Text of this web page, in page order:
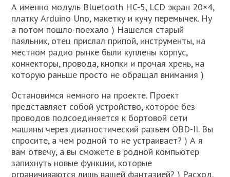
А именно модуль Bluetooth HC-5, LCD экран 20×4,
платку Arduino Uno, макетку и кучу перемычек. Ну
а потом пошло-поехало ) Нашелся старый
паяльник, отец прислал припой, инструменты, на
местном радио рынке были куплены корпус,
коннекторы, провода, кнопки и прочая хрень, на
которую раньше просто не обращал внимания )
Остановимся немного на проекте. Проект
представляет собой устройство, которое без
проводов подсоединяется к бортовой сети
машины через диагностический разъем OBD-II. Вы
спросите, а чем родной то не устраивает? ) А я
вам отвечу, а вы сможете в родной компьютер
запихнуть новые функции, которые
ограничиваются лишь вашей фантазией? ) Расход,